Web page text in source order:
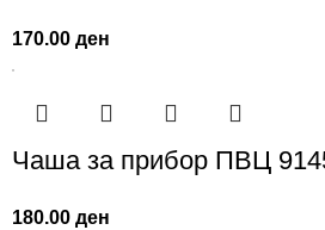
170.00ден
Чаша за прибор ПВЦ
180.00ден